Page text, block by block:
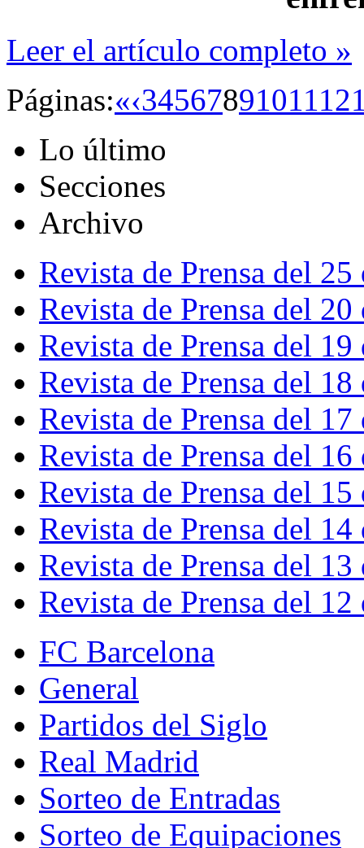
Leer el artículo completo »
Páginas:«‹3456789101112
Lo último
Secciones
Archivo
Revista de Prensa del
Revista de Prensa del
Revista de Prensa del
Revista de Prensa del
Revista de Prensa del
Revista de Prensa del
Revista de Prensa del
Revista de Prensa del
Revista de Prensa del
Revista de Prensa del
FC Barcelona
General
Partidos del Siglo
Real Madrid
Sorteo de Entradas
Sorteo de Equipaciones